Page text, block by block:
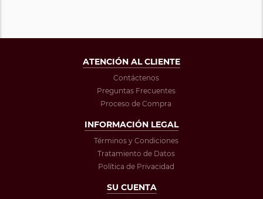
ATENCIÓN AL CLIENTE
Contáctenos
Preguntas Frecuentes
Proceso de Compra
INFORMACIÓN LEGAL
Términos y Condiciones
Tratamiento de Datos
Política de Privacidad
SU CUENTA